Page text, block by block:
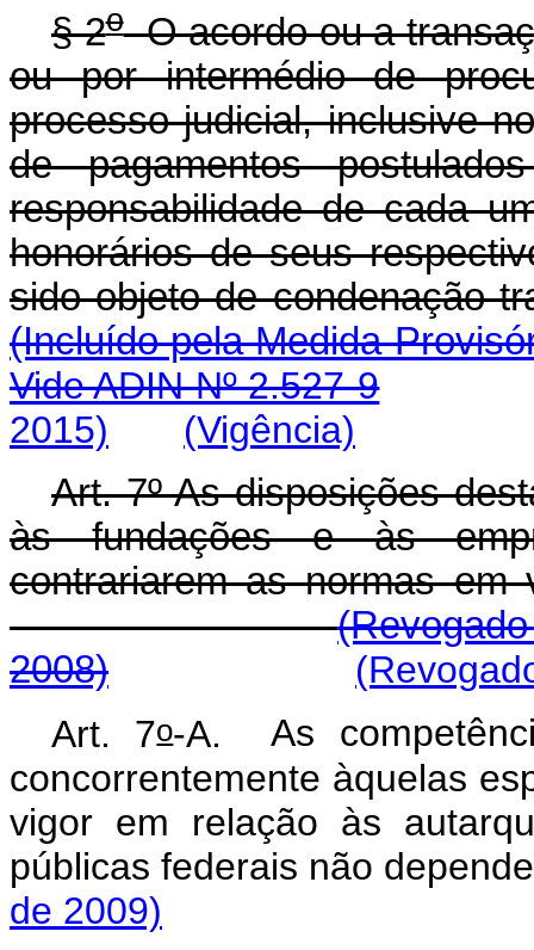
§ 2oO acordo ou a
ou por intermédio de
processo judicial, inclusive
de pagamentos
responsabilidade de cada
honorários de seus
sido objeto de condenação
(Incluído pela Medida
Vide ADIN Nº 2.527-9
2015)
(Vigência)
Art. 7º As disposições
às fundações e às
contrariarem as normas
2008)
Art. 7o-A.As
concorrentemente àquelas
vigor em relação às
públicas federais não
de 2009)